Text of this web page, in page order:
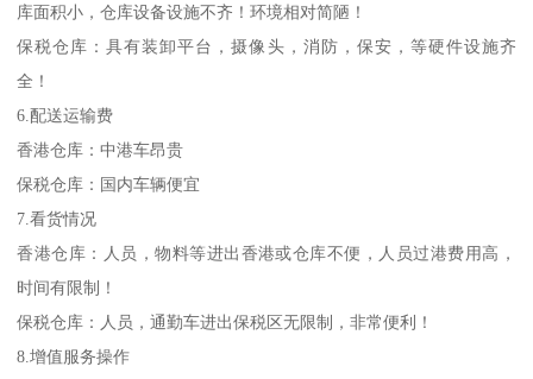
库面积小，仓库设备设施不齐！环境相对简陋！
保税仓库：具有装卸平台，摄像头，消防，保安，等硬件设施齐
全！
6.配送运输费
香港仓库：中港车昂贵
保税仓库：国内车辆便宜
7.看货情况
香港仓库：人员，物料等进出香港或仓库不便，人员过港费用高，
时间有限制！
保税仓库：人员，通勤车进出保税区无限制，非常便利！
8.增值服务操作